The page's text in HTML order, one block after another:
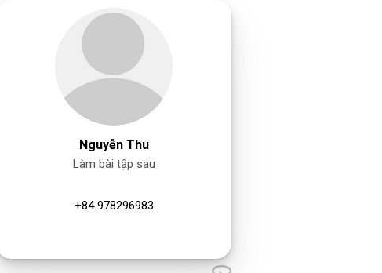
Nguyễn Thu
Làm bài tập sau
+84 978296983